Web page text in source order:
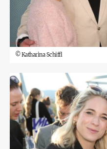
©Katharina Schiffl